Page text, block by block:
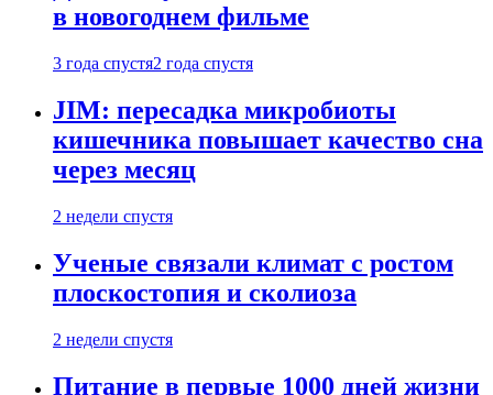
в новогоднем фильме
3 года спустя2 года спустя
JIM: пересадка микробиоты
кишечника повышает качество сна
через месяц
2 недели спустя
Ученые связали климат с ростом
плоскостопия и сколиоза
2 недели спустя
Питание в первые 1000 дней жизни